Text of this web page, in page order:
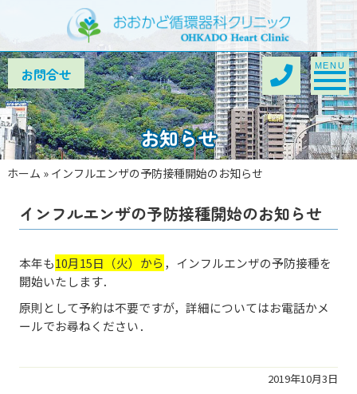
Toggle
MENU
お知らせ
ホーム » インフルエンザの予防接種開始のお知らせ
インフルエンザの予防接種開始のお知らせ
本年も10月15日（火）から ，インフルエンザの予防接種を
開始いたします．
原則として予約は不要ですが，詳細についてはお電話かメ
ールでお尋ねください．
2019年10月3日